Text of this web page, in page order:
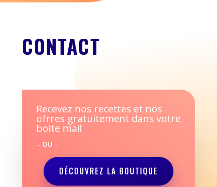
CONTACT
Recevez nos recettes et nos
ofrres gratuitement dans votre
boite mail
– OU –
DÉCOUVREZ LA BOUTIQUE